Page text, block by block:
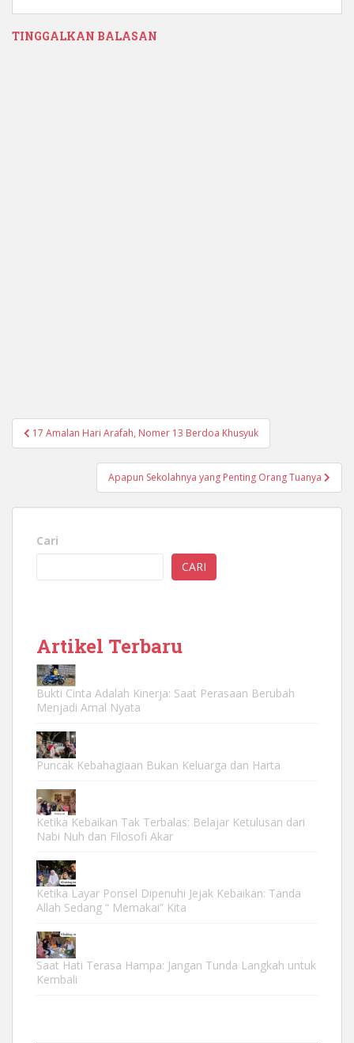
TINGGALKAN BALASAN
Navigasi
pos
17 Amalan Hari Arafah, Nomer 13 Berdoa Khusyuk
Apapun Sekolahnya yang Penting Orang Tuanya
Cari
CARI
Artikel Terbaru
Bukti Cinta Adalah Kinerja: Saat Perasaan Berubah
Menjadi Amal Nyata
Puncak Kebahagiaan Bukan Keluarga dan Harta
Ketika Kebaikan Tak Terbalas: Belajar Ketulusan dari
Nabi Nuh dan Filosofi Akar
Ketika Layar Ponsel Dipenuhi Jejak Kebaikan: Tanda
Allah Sedang “ Memakai” Kita
Saat Hati Terasa Hampa: Jangan Tunda Langkah untuk
Kembali